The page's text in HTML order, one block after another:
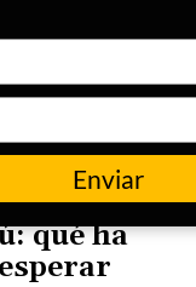
qué ha
Enviar